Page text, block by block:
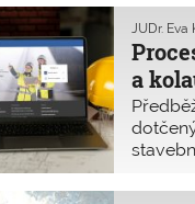
vlastní
není
a
JUDr. Eva